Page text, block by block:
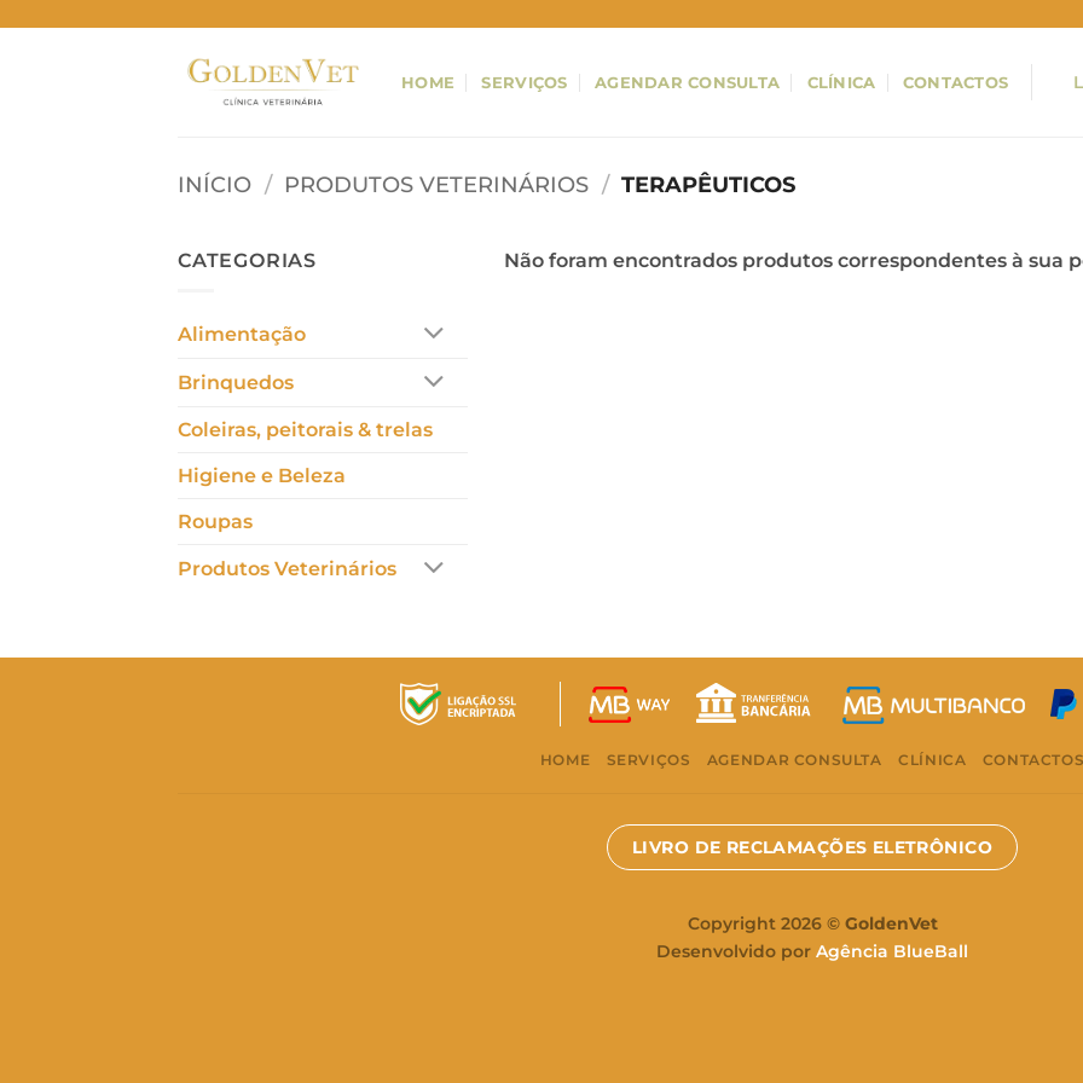
HOME SERVIÇOS AGENDAR CONSULTA CLÍNICA CONTACTOS
INÍCIO / PRODUTOS VETERINÁRIOS / TERAPÊUTICOS
CATEGORIAS
Alimentação
Brinquedos
Coleiras, peitorais & trelas
Higiene e Beleza
Roupas
Produtos Veterinários
Não foram encontrados produtos correspondentes à sua
HOME SERVIÇOS AGENDAR CONSULTA CLÍNICA
LIVRO DE RECLAMAÇÕES ELETRÔNICO
Copyright 2026 © GoldenVet
Desenvolvido por Agência BlueBall